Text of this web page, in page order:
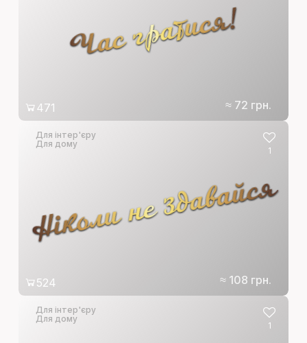
Час гратися!
≈ 72 грн.
471
Ніколи не здавайся
Для інтер'єру
Для дому
≈ 108 грн.
1
524
Для інтер'єру
Для дому
1